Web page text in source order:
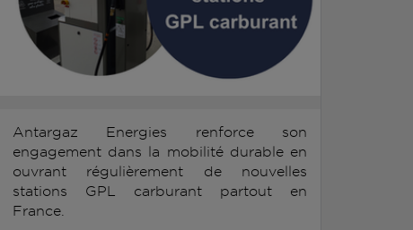
Antargaz Energies renforce son
engagement dans la mobilité durable en
ouvrant régulièrement de nouvelles
stations GPL carburant partout en
France.